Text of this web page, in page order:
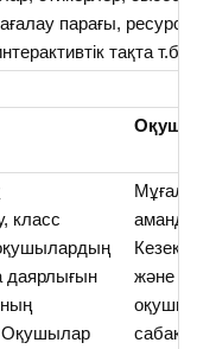
парағы,
тақта т.б.
Оқушы
класс
даярлығын
Оқушылар
және